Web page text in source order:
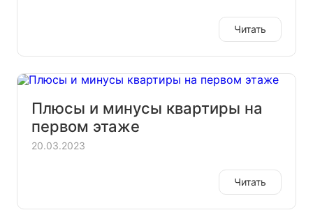
Читать
Плюсы и минусы квартиры на
первом этаже
20.03.2023
Читать